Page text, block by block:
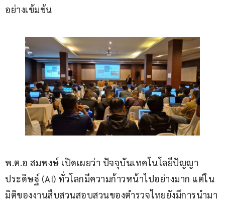
อย่างเข้มข้น
พ.ต.อ สมพงษ์ เปิดเผยว่า ปัจจุบันเทคโนโลยีปัญญา
ประดิษฐ์ (AI) ทั่วโลกมีความก้าวหน้าไปอย่างมาก แต่ใน
มิติของงานสืบสวนสอบสวนของตำรวจไทยยังมีการนำมา